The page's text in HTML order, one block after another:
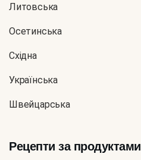
Литовська
Осетинська
Східна
Українська
Швейцарська
Рецепти за продуктами